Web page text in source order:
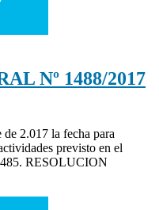
Nº 1488/2017
de 2.017 la fecha para
previsto en el
RESOLUCION